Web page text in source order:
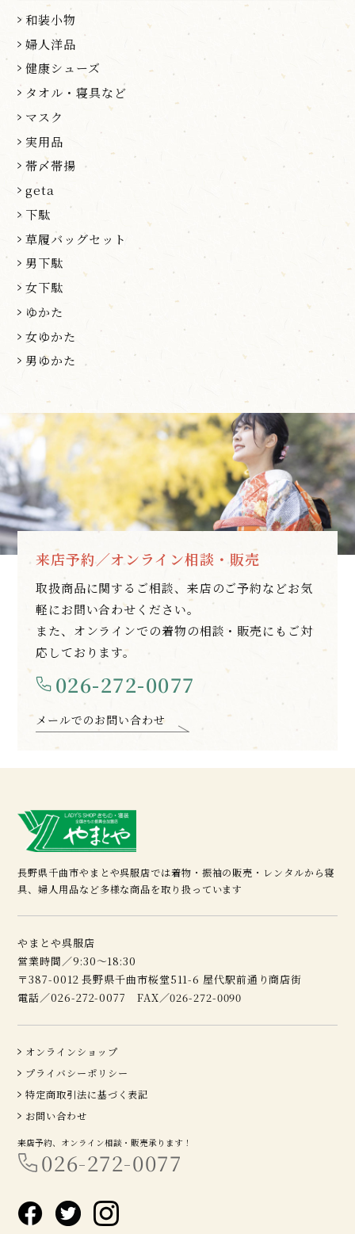
和装小物
婦人洋品
健康シューズ
タオル・寝具など
マスク
実用品
帯〆帯揚
geta
下駄
草履バッグセット
男下駄
女下駄
ゆかた
女ゆかた
男ゆかた
来店予約／オンライン相談・販売
取扱商品に関するご相談、来店のご予約などお気
軽にお問い合わせください。
また、オンラインでの着物の相談・販売にもご対
応しております。
026-272-0077
メールでのお問い合わせ
長野県千曲市やまとや呉服店では着物・振袖の販売・レンタルから寝
具、婦人用品など多様な商品を取り扱っています
やまとや呉服店
営業時間／9:30～18:30
〒387-0012 長野県千曲市桜堂511-6 屋代駅前通り商店街
電話／026-272-0077 FAX／026-272-0090
オンラインショップ
プライバシーポリシー
特定商取引法に基づく表記
お問い合わせ
来店予約、オンライン相談・販売承ります！
026-272-0077